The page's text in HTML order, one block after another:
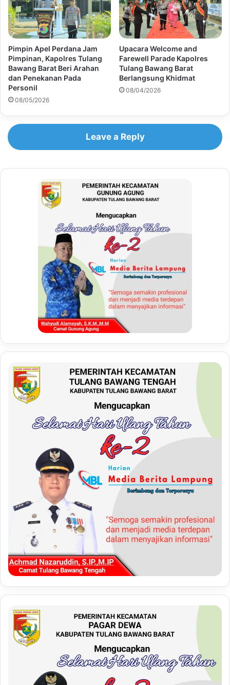
Pimpin Apel Perdana Jam
Pimpinan, Kapolres Tulang
Bawang Barat Beri Arahan
dan Penekanan Pada
Personil
08/05/2026
Upacara Welcome and
Farewell Parade Kapolres
Tulang Bawang Barat
Berlangsung Khidmat
08/04/2026
Leave a Reply